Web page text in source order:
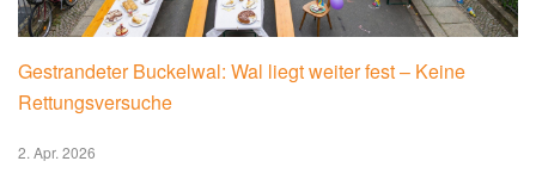
Gestrandeter Buckelwal: Wal liegt weiter fest – Keine
Rettungsversuche
2. Apr. 2026